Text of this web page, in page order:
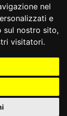
nel
e
sul nostro sito,
visitatori.
LEGALI
per i contenuti e
legale.
disponibili in
|